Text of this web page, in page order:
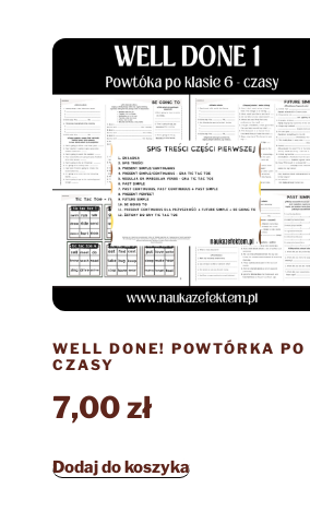
WELL DONE! POWTÓRKA
CZASY
7,00zł
Dodaj do koszyka